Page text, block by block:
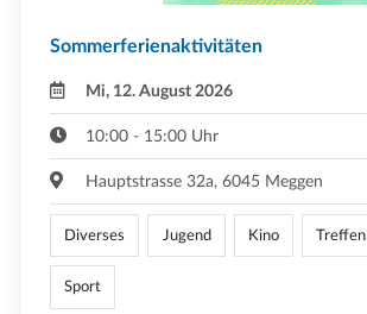
Sommerferienaktivitäten
Mi, 12. August 2026
10:00 - 15:00 Uhr
Hauptstrasse 32a, 6045 Meggen
Diverses Jugend Kino Treffen
Sport